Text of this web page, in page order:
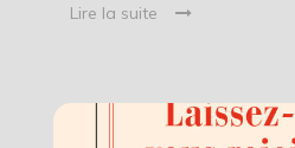
Lire la suite